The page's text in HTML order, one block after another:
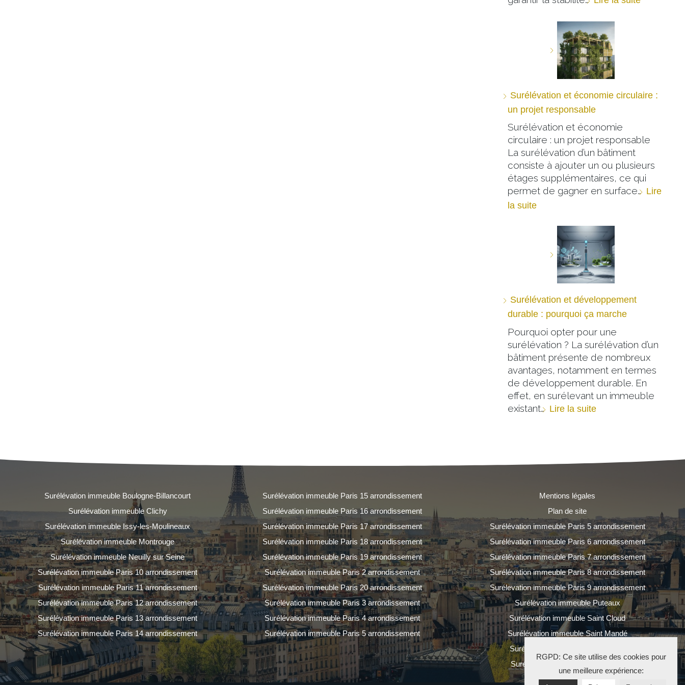
Surélévation et économie circulaire :
un projet responsable
Surélévation et économie
circulaire : un projet responsable
La surélévation d’un bâtiment
consiste à ajouter un ou plusieurs
étages supplémentaires, ce qui
permet de gagner en surface… Lire
la suite
Surélévation et développement
durable : pourquoi ça marche
Pourquoi opter pour une
surélévation ? La surélévation d’un
bâtiment présente de nombreux
avantages, notamment en termes
de développement durable. En
effet, en surélevant un immeuble
existant… Lire la suite
Surélévation immeuble Boulogne-Billancourt
Surélévation immeuble Clichy
Surélévation immeuble Issy-les-Moulineaux
Surélévation immeuble Montrouge
Surélévation immeuble Neuilly sur Seine
Surélévation immeuble Paris 10 arrondissement
Surélévation immeuble Paris 11 arrondissement
Surélévation immeuble Paris 12 arrondissement
Surélévation immeuble Paris 13 arrondissement
Surélévation immeuble Paris 14 arrondissement
Surélévation immeuble Paris 15 arrondissement
Surélévation immeuble Paris 16 arrondissement
Surélévation immeuble Paris 17 arrondissement
Surélévation immeuble Paris 18 arrondissement
Surélévation immeuble Paris 19 arrondissement
Surélévation immeuble Paris 2 arrondissement
Surélévation immeuble Paris 20 arrondissement
Surélévation immeuble Paris 3 arrondissement
Surélévation immeuble Paris 4 arrondissement
Surélévation immeuble Paris 5 arrondissement
Mentions légales
Plan de site
Surélévation immeuble Paris 5 arrondissement
Surélévation immeuble Paris 6 arrondissement
Surélévation immeuble Paris 7 arrondissement
Surélévation immeuble Paris 8 arrondissement
Surélevation immeuble Paris 9 arrondissement
Surélévation immeuble Puteaux
Surélévation immeuble Saint Cloud
Surélévation immeuble Saint Mandé
Surélévation immeuble Saint Ouen
Surélévation immeuble Vincennes
RGPD: Ce site utilise des cookies pour
une meilleure expérience: